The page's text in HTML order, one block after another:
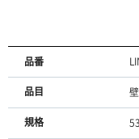
品番
品目
規格